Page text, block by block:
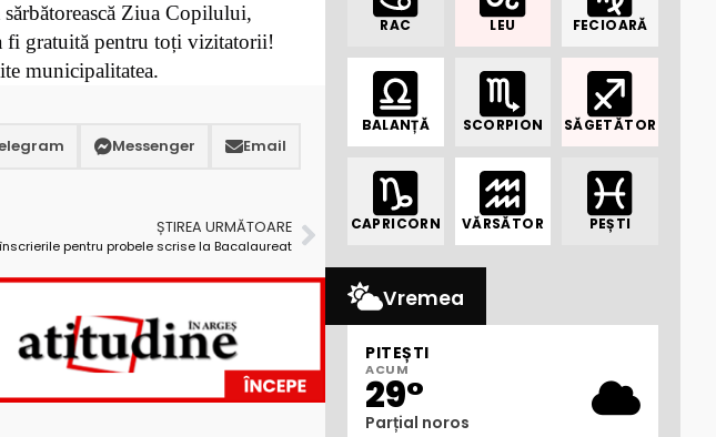
Ziua Copilului,
fi gratuită pentru toți vizitatorii!
municipalitatea.
Messenger Email
ȘTIREA URMĂTOARE
pentru probele scrise la Bacalaureat
RAC LEU FECIOARĂ
BALANȚĂ SCORPION SĂGETĂTOR
CAPRICORN VĂRSĂTOR PEȘTI
Vremea
PITEȘTI
ACUM
29°
Parțial noros